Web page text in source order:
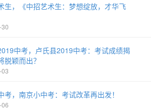
生，《中招艺术生：梦想绽放，才华飞
中考，卢氏县2019中考：考试成绩揭
脱颖而出？
考，南京小中考：考试改革再出发！